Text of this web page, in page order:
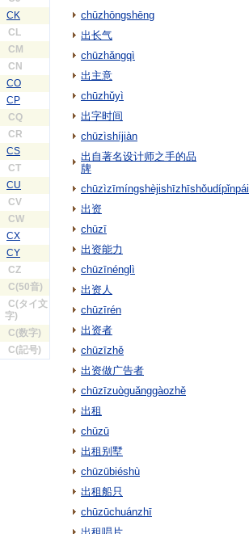
CK
CL
CM
CN
CO
CP
CQ
CR
CS
CT
CU
CV
CW
CX
CY
CZ
C(50音)
C(タイ文
字)
C(数字)
C(記号)
chūzhōngshēng
出长气
chūzhǎngqì
出主意
chūzhǔyì
出字时间
chūzìshíjiàn
出自著名设计师之手的品
牌
chūzìzīmíngshèjishīzhīshǒudípǐnpái
出资
chūzī
出资能力
chūzīnénglì
出资人
chūzīrén
出资者
chūzīzhě
出资做广告者
chūzīzuòguǎnggàozhě
出租
chūzū
出租别墅
chūzūbiéshù
出租船只
chūzūchuánzhī